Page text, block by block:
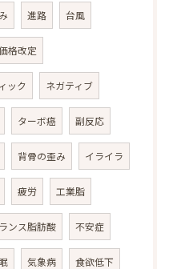
進路 台風
格改定
ック ネガティブ
ターボ癌 副反応
背骨の歪み イライラ
疲労 工業脂
ンス脂肪酸 不安症
気象病 食欲低下